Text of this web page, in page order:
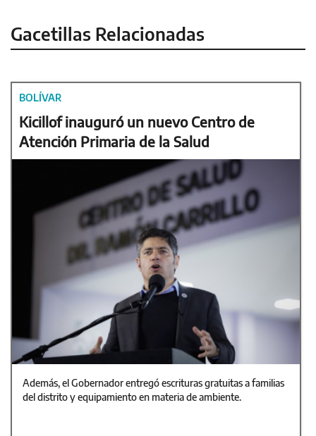
Gacetillas Relacionadas
BOLÍVAR
Kicillof inauguró un nuevo Centro de
Atención Primaria de la Salud
Además, el Gobernador entregó escrituras gratuitas a familias
del distrito y equipamiento en materia de ambiente.